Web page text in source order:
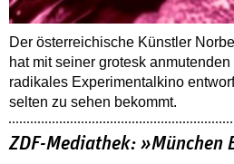
Der österreichische Künstler
hat mit seiner grotesk
radikales Experimentalkino
selten zu sehen bekommt.
ZDF-Mediathek: »München